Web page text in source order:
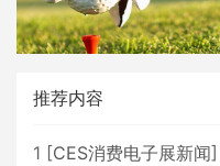
推荐内容
1 [CES消费电子展新闻]